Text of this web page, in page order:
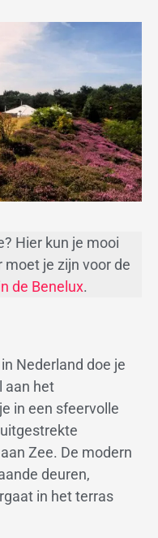
Hier kun je mooi
moet je zijn voor de
de Benelux.
Nederland doe je
aan het
in een sfeervolle
Zee. De modern
deuren,
in het terras